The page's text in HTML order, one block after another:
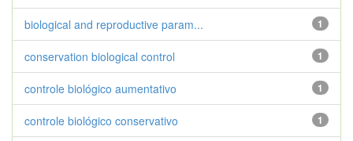
1
biological and reproductive param...
1
conservation biological control
1
controle biológico aumentativo
1
controle biológico conservativo